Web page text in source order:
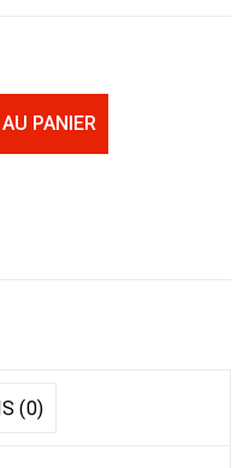
PANIER
(0)